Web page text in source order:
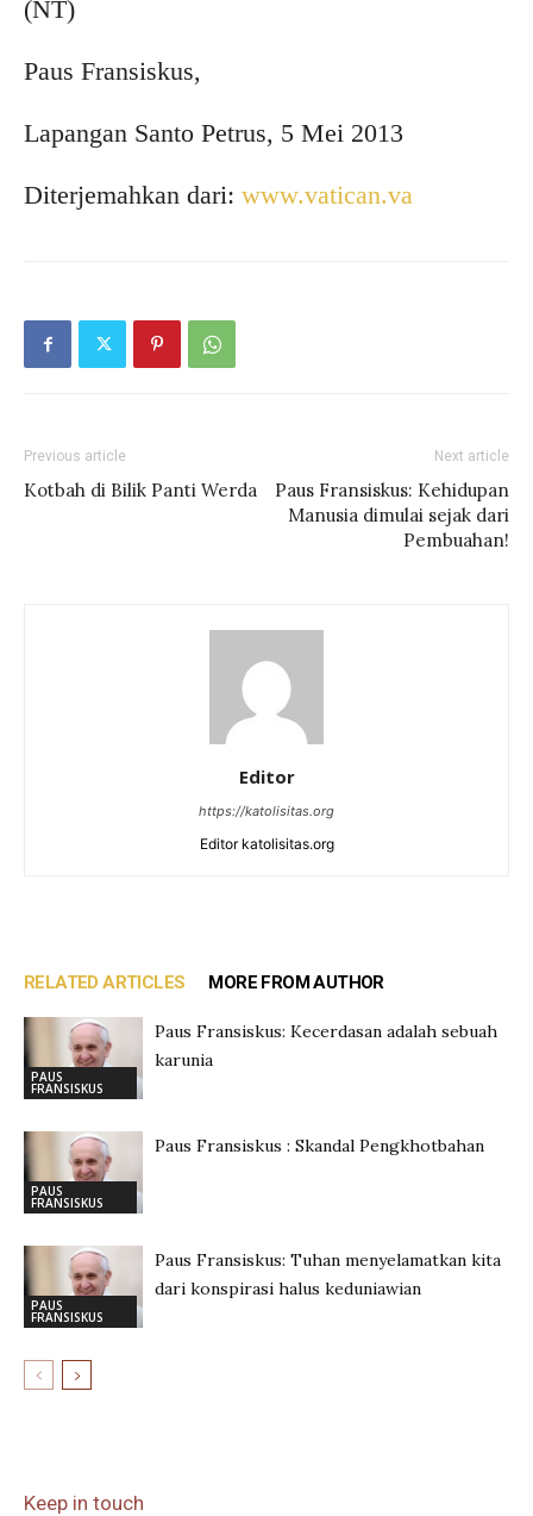
(NT)
Paus Fransiskus,
Lapangan Santo Petrus, 5 Mei 2013
Diterjemahkan dari: www.vatican.va
Previous article
Kotbah di Bilik Panti Werda
Next article
Paus Fransiskus: Kehidupan
Manusia dimulai sejak dari
Pembuahan!
Editor
https://katolisitas.org
Editor katolisitas.org
RELATED ARTICLES MORE FROM AUTHOR
PAUS
FRANSISKUS
Paus Fransiskus: Kecerdasan adalah sebuah
karunia
PAUS
FRANSISKUS
Paus Fransiskus : Skandal Pengkhotbahan
PAUS
FRANSISKUS
Paus Fransiskus: Tuhan menyelamatkan kita
dari konspirasi halus keduniawian
Keep in touch